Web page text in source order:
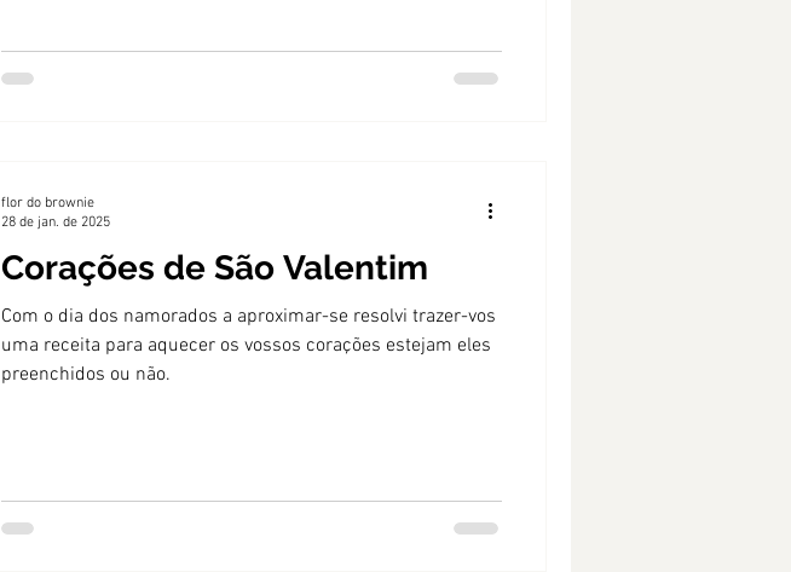
Corações de São Valentim
Com o dia dos namorados a aproximar-se resolvi trazer-vos
uma receita para aquecer os vossos corações estejam eles
preenchidos ou não.
flor do brownie
28 de jan. de 2025